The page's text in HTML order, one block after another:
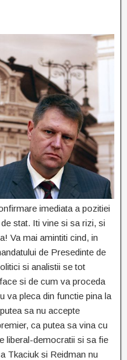
imediata a pozitiei
stat. Iti vine si sa rizi, si
Va mai amintiti cind, in
de Presedinte de
si analistii se tot
si de cum va proceda
va pleca din functie pina la
sa nu accepte
ca putea sa vina cu
liberal-democratii si sa fie
Tkaciuk si Reidman nu